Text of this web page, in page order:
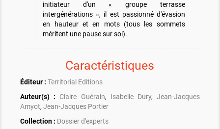
initiateur d'un « groupe terrasse
intergénérations », il est passionné d'évasion
en hauteur et en mots (tous les sommets
méritent une pause sur soi).
Caractéristiques
Éditeur : Territorial Editions
Auteur(s) :
Claire Guérain, Isabelle Dury, Jean-Jacques
Amyot,Jean-Jacques Portier
Collection : Dossier d'experts